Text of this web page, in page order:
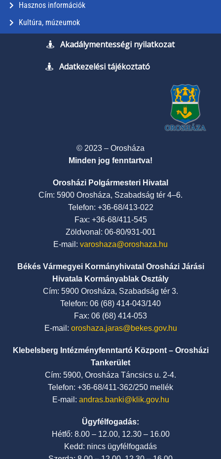
Hasznos információk
Kultúra, múzeumok
Akadálymentességi nyilatkozat
Adatkezelési tájékoztató
© 2023 – Orosháza
Minden jog fenntartva!
Orosházi Polgármesteri Hivatal
Cím: 5900 Orosháza, Szabadság tér 4–6.
Telefon: +36-68/413-022
Fax: +36-68/411-545
Zöldvonal: 06-80/931-001
E-mail: varoshaza@oroshaza.hu
Békés Vármegyei Kormányhivatal Orosházi Járási
Hivatala Kormányablak Osztály
Cím: 5900 Orosháza, Szabadság tér 3.
Telefon: 06 (68) 414-043/140
Fax: 06 (68) 414-053
E-mail: oroshaza.jaras@bekes.gov.hu
Klebelsberg Intézményfenntartó Központ – Orosházi
Tankerület
Cím: 5900, Orosháza Táncsics u. 2-4.
Telefon: +36-68/411-362/250 mellék
E-mail: andras.banki@klik.gov.hu
Ügyfélfogadás:
Hétfő: 8.00 – 12.00, 12.30 – 16.00
Kedd: nincs ügyfélfogadás